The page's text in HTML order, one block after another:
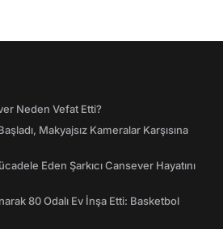
Neden Vefat Etti?
Makyajsız Kameralar Karşısına
Eden Şarkıcı Cansever Hayatını
80 Odalı Ev İnşa Etti: Basketbol